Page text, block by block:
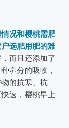
况和樱桃需肥
选肥用肥的难
而且还添加了
养分的吸收，
的抗寒、抗
速，樱桃早上